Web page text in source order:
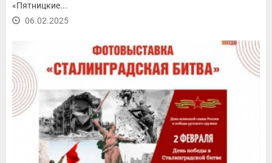
«Пятницкие...
06.02.2025